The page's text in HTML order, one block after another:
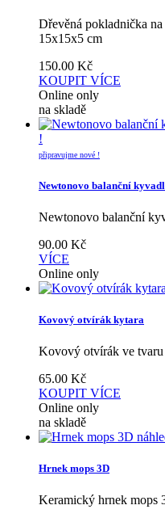
Dřevěná pokladnička
15x15x5 cm
150.00 Kč
KOUPIT VÍCE
Online only
na skladě
!
připravujme nové !
Newtonovo balanční
Newtonovo balanční
90.00 Kč
VÍCE
Online only
Kovový otvírák kytara
Kovový otvírák ve
65.00 Kč
KOUPIT VÍCE
Online only
na skladě
Hrnek mops 3D
Keramický hrnek mops